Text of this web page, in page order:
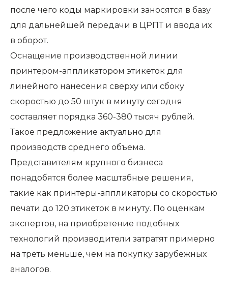
после чего коды маркировки заносятся в базу
для дальнейшей передачи в ЦРПТ и ввода их
в оборот.
Оснащение производственной линии
принтером-аппликатором этикеток для
линейного нанесения сверху или сбоку
скоростью до 50 штук в минуту сегодня
составляет порядка 360-380 тысяч рублей.
Такое предложение актуально для
производств среднего объема.
Представителям крупного бизнеса
понадобятся более масштабные решения,
такие как принтеры-аппликаторы со скоростью
печати до 120 этикеток в минуту. По оценкам
экспертов, на приобретение подобных
технологий производители затратят примерно
на треть меньше, чем на покупку зарубежных
аналогов.